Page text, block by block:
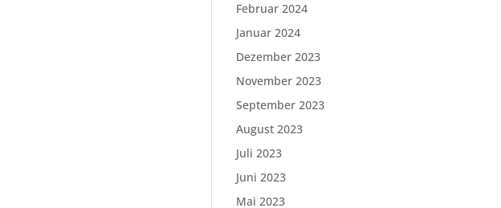
Februar 2024
Januar 2024
Dezember 2023
November 2023
September 2023
August 2023
Juli 2023
Juni 2023
Mai 2023